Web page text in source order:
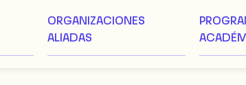
ORGANIZACIONES
ALIADAS